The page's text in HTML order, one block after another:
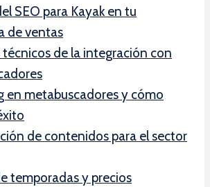
SEO para Kayak en tu
de ventas
de la integración con
en metabuscadores y cómo
de contenidos para el sector
temporadas y precios